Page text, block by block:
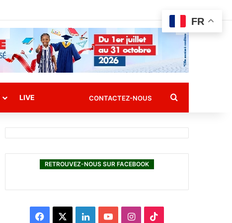
LIVE CONTACTEZ-NOUS Rechercher
RETROUVEZ-NOUS SUR FACEBOOK
L
I
FR